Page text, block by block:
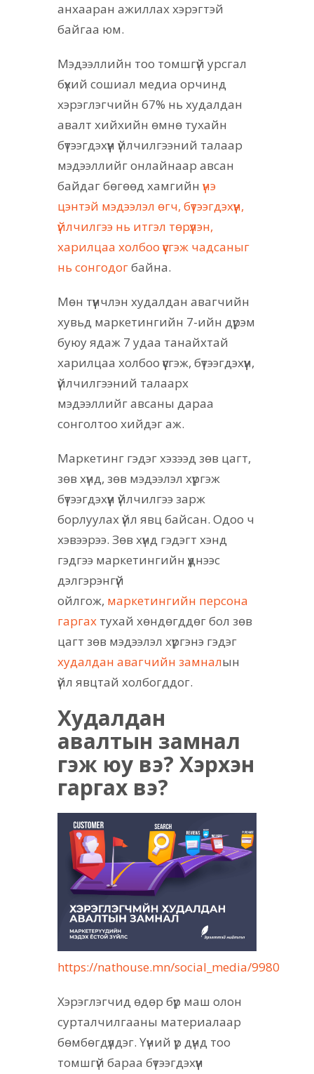
анхааран ажиллах хэрэгтэй
байгаа юм.
Мэдээллийн тоо томшгүй урсгал
бүхий сошиал медиа орчинд
хэрэглэгчийн 67% нь худалдан
авалт хийхийн өмнө тухайн
бүтээгдэхүүн үйлчилгээний талаар
мэдээллийг онлайнаар авсан
байдаг бөгөөд хамгийнүнэ
цэнтэй мэдээлэл өгч, бүтээгдэхүүн,
үйлчилгээ нь итгэл төрүүлэн,
харилцаа холбоо үүсгэж чадсаныг
нь сонгодогбайна.
Мөн түүнчлэн худалдан авагчийн
хувьд маркетингийн 7-ийн дүрэм
буюу ядаж 7 удаа танайхтай
харилцаа холбоо үүсгэж, бүтээгдэхүүн,
үйлчилгээний талаарх
мэдээллийг авсаны дараа
сонголтоо хийдэг аж.
Маркетинг гэдэг хэзээд зөв цагт,
зөв хүнд, зөв мэдээлэл хүргэж
бүтээгдэхүүн үйлчилгээ зарж
борлуулах үйл явц байсан. Одоо ч
хэвээрээ. Зөв хүнд гэдэгт хэнд
гэдгээ маркетингийн үүднээс
дэлгэрэнгүй
ойлгож, маркетингийн персона
гаргах тухай хөндөгддөг бол зөв
цагт зөв мэдээлэл хүргэнэ гэдэг
худалдан авагчийн замналын
үйл явцтай холбогддог.
Худалдан
авалтын замнал
гэж юу вэ? Хэрхэн
гаргах вэ?
https://nathouse.mn/social_media/9980
Хэрэглэгчид өдөр бүр маш олон
сурталчилгааны материалаар
бөмбөгдүүлдэг. Үүний үр дүнд тоо
томшгүй бараа бүтээгдэхүүн